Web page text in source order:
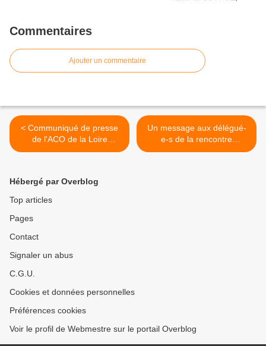
Commentaires
Ajouter un commentaire
< Communiqué de presse
de l'ACO de la Loire
atlantique (44) du 5 mai
Un message aux délégué-
e-s de la rencontre
nationale sous forme d'un
Hébergé par Overblog
Top articles
Pages
Contact
Signaler un abus
C.G.U.
Cookies et données personnelles
Préférences cookies
Voir le profil de Webmestre sur le portail Overblog